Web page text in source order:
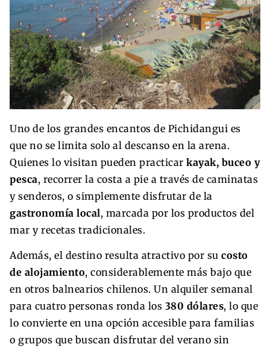
Uno de los grandes encantos de Pichidangui es
que no se limita solo al descanso en la arena.
Quienes lo visitan pueden practicar kayak, buceo y
pesca, recorrer la costa a pie a través de caminatas
y senderos, o simplemente disfrutar de la
gastronomía local, marcada por los productos del
mar y recetas tradicionales.
Además, el destino resulta atractivo por su costo
de alojamiento, considerablemente más bajo que
en otros balnearios chilenos. Un alquiler semanal
para cuatro personas ronda los 380 dólares, lo que
lo convierte en una opción accesible para familias
o grupos que buscan disfrutar del verano sin